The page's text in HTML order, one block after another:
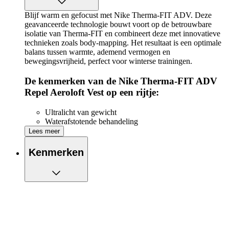
Blijf warm en gefocust met Nike Therma-FIT ADV. Deze
geavanceerde technologie bouwt voort op de betrouwbare
isolatie van Therma-FIT en combineert deze met innovatieve
technieken zoals body-mapping. Het resultaat is een optimale
balans tussen warmte, ademend vermogen en
bewegingsvrijheid, perfect voor winterse trainingen.
De kenmerken van de Nike Therma-FIT ADV
Repel Aeroloft Vest op een rijtje:
Ultralicht van gewicht
Waterafstotende behandeling
Met Nike Therma-FIT ADV geniet je van doelgerichte
isolatie die is afgestemd op de plekken waar je het
meest warmte nodig hebt, een stap verder dan standaard
Therma-FIT
nemen
Lees meer
Kenmerken